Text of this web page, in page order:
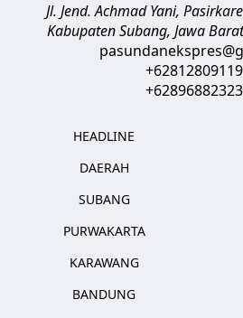
Jl. Jend. Achmad Yani,
Kabupaten Subang, Jawa Barat
HEADLINE
DAERAH
SUBANG
PURWAKARTA
KARAWANG
BANDUNG